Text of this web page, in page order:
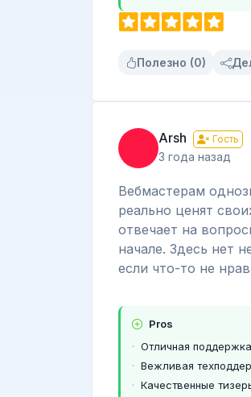
Полезно (0)
Arsh Гость
3 года назад
Вебмастерам
реально ценят
отвечает на
начале. Здесь нет
если что-то не
Pros
Отличная
Вежливая
Качественные